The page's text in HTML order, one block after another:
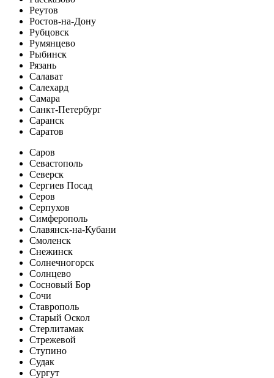
Реутов
Ростов-на-Дону
Рубцовск
Румянцево
Рыбинск
Рязань
Салават
Салехард
Самара
Санкт-Петербург
Саранск
Саратов
Саров
Севастополь
Северск
Сергиев Посад
Серов
Серпухов
Симферополь
Славянск-на-Кубани
Смоленск
Снежинск
Солнечногорск
Солнцево
Сосновый Бор
Сочи
Ставрополь
Старый Оскол
Стерлитамак
Стрежевой
Ступино
Судак
Сургут